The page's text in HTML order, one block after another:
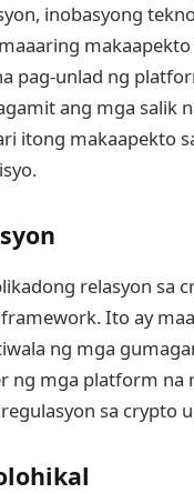
inobasyong
pag-unlad ng
ang mga salik
itong makaapekto
relasyon sa
Ito ay
ng mga
mga platform na
sa crypto